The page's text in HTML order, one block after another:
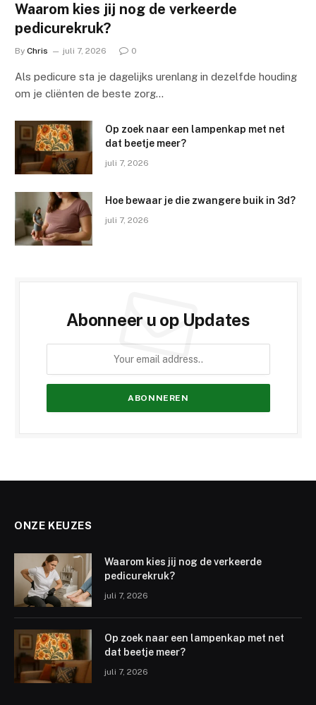
Waarom kies jij nog de verkeerde
pedicurekruk?
By Chris juli 7, 2026 0
Als pedicure sta je dagelijks urenlang in dezelfde houding
om je cliënten de beste zorg…
Op zoek naar een lampenkap met net
dat beetje meer?
juli 7, 2026
Hoe bewaar je die zwangere buik in 3d?
juli 7, 2026
Abonneer u op Updates
ONZE KEUZES
Waarom kies jij nog de verkeerde
pedicurekruk?
juli 7, 2026
Op zoek naar een lampenkap met net
dat beetje meer?
juli 7, 2026